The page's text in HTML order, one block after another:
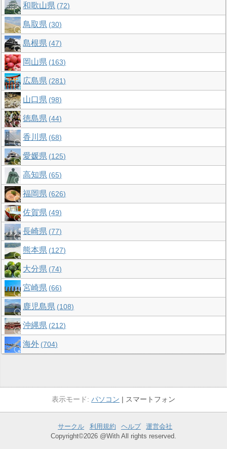
和歌山県 72
鳥取県 30
島根県 47
岡山県 163
広島県 281
山口県 98
徳島県 44
香川県 68
愛媛県 125
高知県 65
福岡県 626
佐賀県 49
長崎県 77
熊本県 127
大分県 74
宮崎県 66
鹿児島県 108
沖縄県 212
海外 704
パソコン スマートフォン
サークル 利用規約 ヘルプ
運営会社
Copyright©2026 @With All rights reserved.